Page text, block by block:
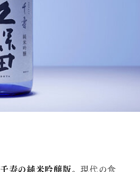
千寿の純米吟醸版。現代の食